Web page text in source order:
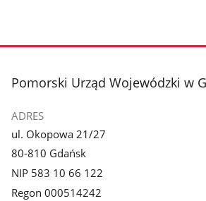
stopka
Pomorski Urząd Wojewódzki w
ADRES
ul. Okopowa 21/27
80-810 Gdańsk
NIP 583 10 66 122
Regon 000514242